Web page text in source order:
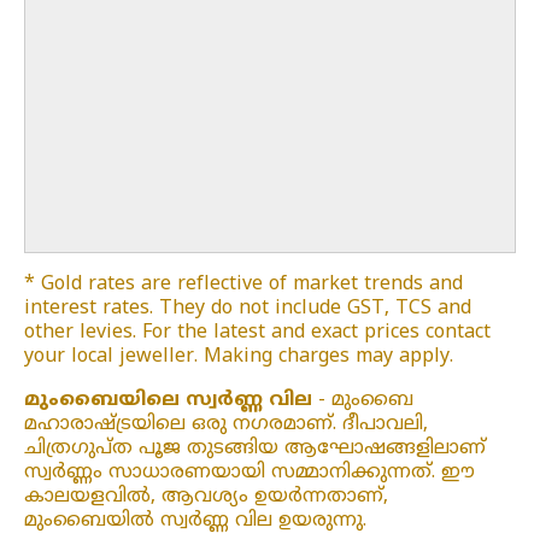
* Gold rates are reflective of market trends and
interest rates. They do not include GST, TCS and
other levies. For the latest and exact prices contact
your local jeweller. Making charges may apply.
മുംബൈയിലെ സ്വർണ്ണ വില - മുംബൈ
മഹാരാഷ്ട്രയിലെ ഒരു നഗരമാണ്. ദീപാവലി,
ചിത്രഗുപ്ത പൂജ തുടങ്ങിയ ആഘോഷങ്ങളിലാണ്
സ്വർണ്ണം സാധാരണയായി സമ്മാനിക്കുന്നത്. ഈ
കാലയളവിൽ, ആവശ്യം ഉയർന്നതാണ്,
മുംബൈയിൽ സ്വർണ്ണ വില ഉയരുന്നു.